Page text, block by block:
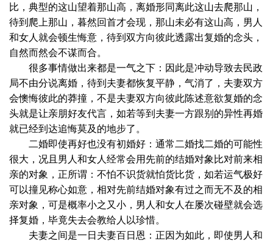
比，典型的这山望着那山高，离婚形同离此这山去爬那山，
待到爬上那山，暮然回首才会现，那山未必有这山高，男人
和女人就会顿生悔意，待到双方向彼此透露出复婚的念头，
自然而然会不谋而合。
很多事情做出来都是一气之下：因此是冲动导致去民政
局不由分说离婚，待到夫妻都恢复平静，气消了，夫妻双方
会懊悔彼此的莽撞，不是夫妻双方向彼此陈述意欲复婚的念
头就是让亲朋好友代言，如若等到夫妻一方跟别的异性再婚
就已经到达追悔莫及的地步了。
二婚即使再好也没有初婚好：通常二婚找二婚的可能性
很大，况且男人和女人经常会用先前的结婚对象比对前来相
亲的对象，正所谓：不怕不识货就怕货比货，如若运气极好
可以撞见称心如意，相对先前结婚对象有过之而无不及的相
亲对象，可是概率小之又小，男人和女人在屡次碰壁就会选
择复婚，毕竟失去会教给人以珍惜。
夫妻之间是一日夫妻百日恩：正因为如此，即使男人和